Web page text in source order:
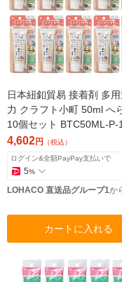
日本紐釦貿易 接着剤 多
力 クラフト小町 50ml へ
10個セット BTC50ML-P-
ット(10個)（直送品）
4,602円 （税込）
ログイン&全額PayPay支払いで
5%
LOHACO 直送品グループ1か
カートに入れる